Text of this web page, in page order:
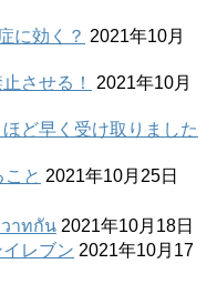
に効く？ 2021年10月
させる！
2021年10月
ど早く受け取りました
と 2021年10月25日
วาทกัน 2021年10月18日
レブン 2021年10月17